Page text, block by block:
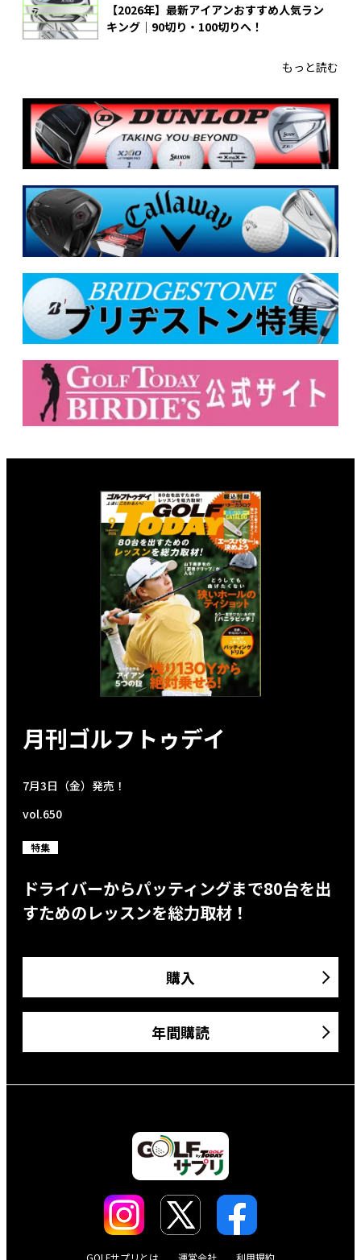
【2026年】最新アイアンおすすめ人気ラン
キング｜90切り・100切りへ！
もっと読む
月刊ゴルフトゥデイ
7月3日（金）発売！
vol.650
特集
ドライバーからパッティングまで80台を出
すためのレッスンを総力取材！
購入
年間購読